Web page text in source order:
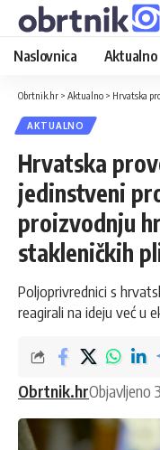
Naslovnica Aktualno
Obrtnik.hr > Aktualno > Hrvatska provodi
AKTUALNO
Hrvatska
jedinstveni
proizvodnju
stakleničkih
Poljoprivrednici s
reagirali na ideju već u
Obrtnik.hrObjavljeno